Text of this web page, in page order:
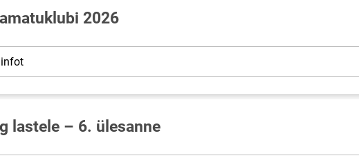
2026
infot
lastele – 6. ülesanne